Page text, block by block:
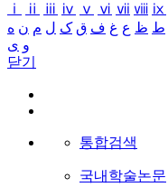
ⅰ
ⅱ ⅲ ⅳ ⅴ ⅵ ⅶ ⅷ ⅸ
ط ظ ع غ ف ق ک ل م ن ه
و ی
닫기
통합검색
국내학술논문